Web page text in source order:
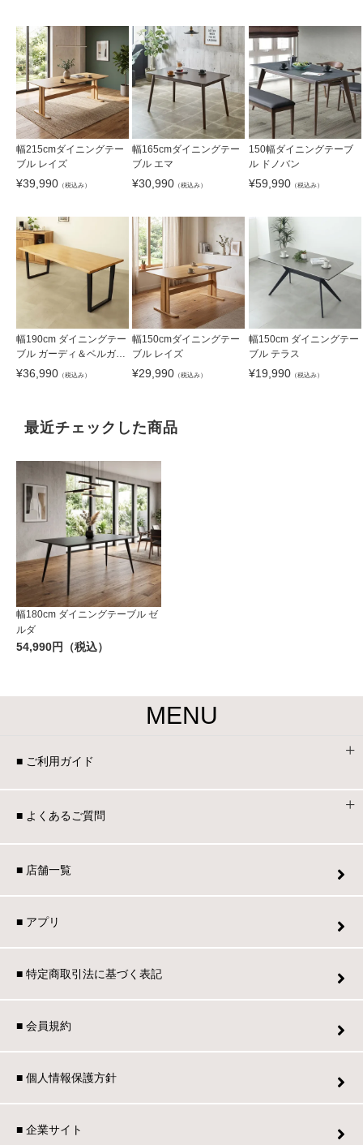
幅215cmダイニングテー
ブル レイズ
¥39,990 （税込み）
幅165cmダイニングテー
ブル エマ
¥30,990 （税込み）
150幅ダイニングテーブ
ル ドノバン
¥59,990（税込み）
幅190cm ダイニングテー
ブル ガーディ＆ベルガー
2
¥36,990 （税込み）
幅150cmダイニングテー
ブル レイズ
¥29,990 （税込み）
幅150cm ダイニングテー
ブル テラス
¥19,990（税込み）
最近チェックした商品
幅180cm ダイニングテーブル ゼ
ルダ
54,990円（税込）
MENU
■ ご利用ガイド
■ よくあるご質問
■ 店舗一覧
■ アプリ
■ 特定商取引法に基づく表記
■ 会員規約
■ 個人情報保護方針
■ 企業サイト